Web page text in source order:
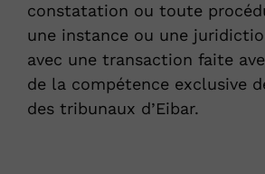
constatation ou toute
une instance ou une
avec une transaction faite
de la compétence exclusive
des tribunaux d’Eibar.